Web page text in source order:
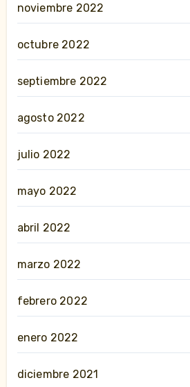
noviembre 2022
octubre 2022
septiembre 2022
agosto 2022
julio 2022
mayo 2022
abril 2022
marzo 2022
febrero 2022
enero 2022
diciembre 2021